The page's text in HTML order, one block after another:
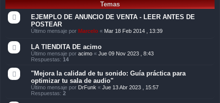
Temas
EJEMPLO DE ANUNCIO DE VENTA - LEER ANTES DE
POSTEAR
Último mensaje por Marcelo « Mar 18 Feb 2014 , 13:39
LA TIENDITA DE acimo
Último mensaje por acimo « Jue 09 Nov 2023 , 8:43
Respuestas: 14
"Mejora la calidad de tu sonido: Guía práctica para
optimizar tu sala de audio"
Último mensaje por DrFunk « Jue 13 Abr 2023 , 15:57
Respuestas: 2